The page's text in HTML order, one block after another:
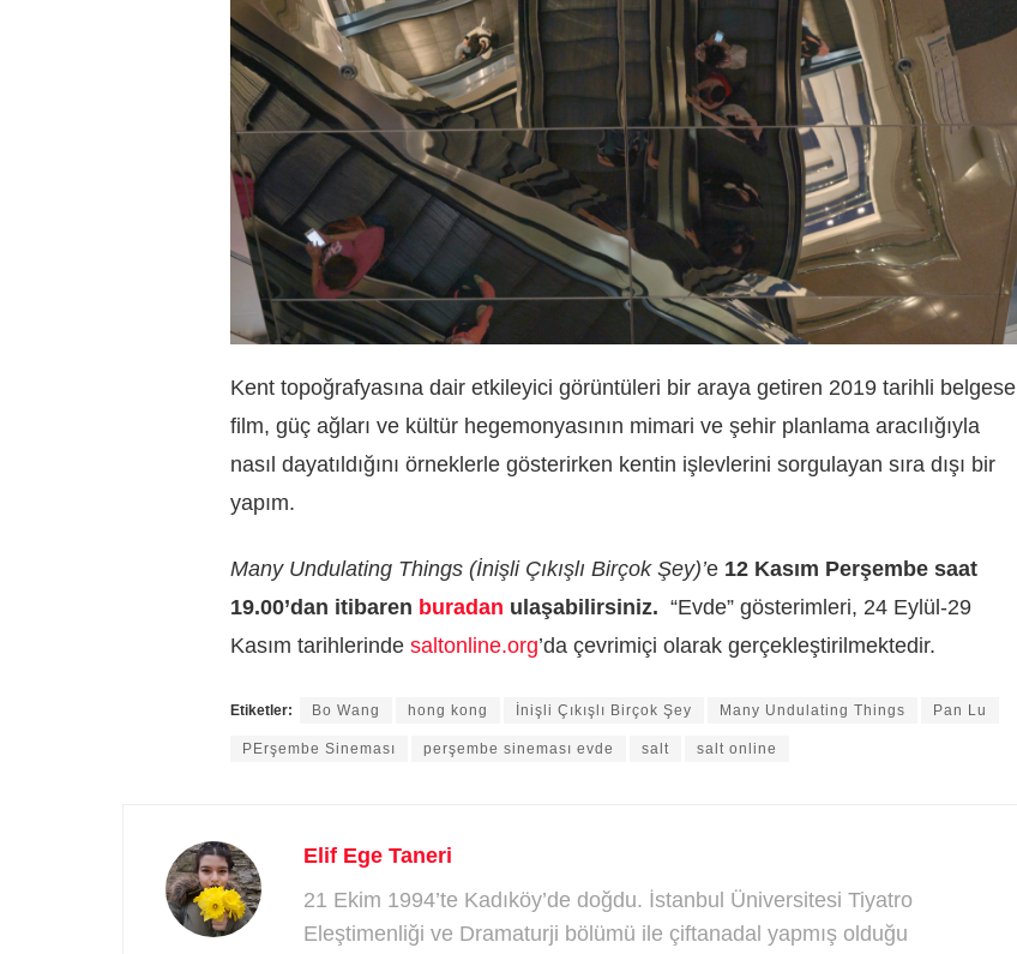
Kent topoğrafyasına dair etkileyici görüntüleri bir araya getiren 2019 tarihli belgesel
film, güç ağları ve kültür hegemonyasının mimari ve şehir planlama aracılığıyla
nasıl dayatıldığını örneklerle gösterirken kentin işlevlerini sorgulayan sıra dışı bir
yapım.
Many Undulating Things (İnişli Çıkışlı Birçok Şey)’e 12 Kasım Perşembe saat
19.00’dan itibaren buradan ulaşabilirsiniz. “Evde” gösterimleri, 24 Eylül-29
Kasım tarihlerinde saltonline.org’da çevrimiçi olarak gerçekleştirilmektedir.
Etiketler: Bo Wang hong kong İnişli Çıkışlı Birçok Şey Many Undulating Things Pan Lu
PErşembe Sineması perşembe sineması evde salt salt online
Elif Ege Taneri
21 Ekim 1994’te Kadıköy’de doğdu. İstanbul Üniversitesi Tiyatro
Eleştimenliği ve Dramaturji bölümü ile çiftanadal yapmış olduğu